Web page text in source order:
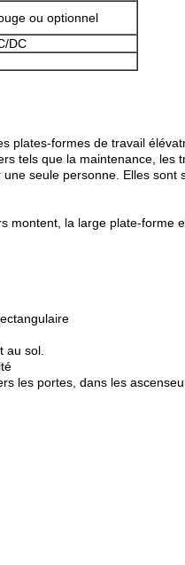
ou optionnel
DC
plates-formes de travail
tels que la maintenance,
seule personne. Elles
la large plate-
au sol.
les portes, dans les